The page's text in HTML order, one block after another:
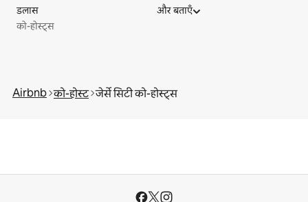
डलास
को-होस्ट्स
और बताएँ
Airbnb को-होस्ट जेर्से सिटी को-होस्ट्स